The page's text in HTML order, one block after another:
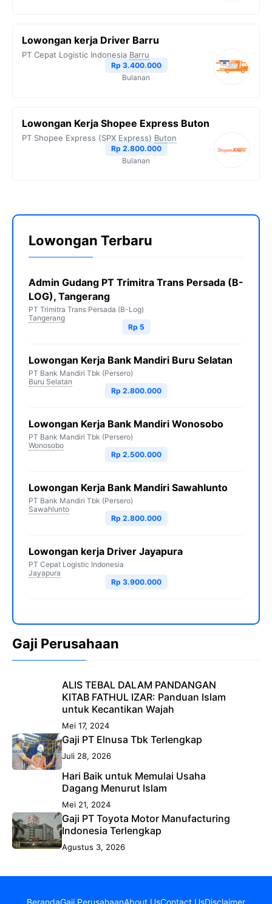
Lowongan kerja Driver Barru
PT Cepat Logistic Indonesia Barru
Rp 3.400.000
Bulanan
Lowongan Kerja Shopee Express Buton
PT Shopee Express (SPX Express) Buton
Rp 2.800.000
Bulanan
Lowongan Terbaru
Admin Gudang PT Trimitra Trans Persada (B-
LOG), Tangerang
PT Trimitra Trans Persada (B-Log)
Tangerang
Rp 5
Lowongan Kerja Bank Mandiri Buru Selatan
PT Bank Mandiri Tbk (Persero)
Buru Selatan
Rp 2.800.000
Lowongan Kerja Bank Mandiri Wonosobo
PT Bank Mandiri Tbk (Persero)
Wonosobo
Rp 2.500.000
Lowongan Kerja Bank Mandiri Sawahlunto
PT Bank Mandiri Tbk (Persero)
Sawahlunto
Rp 2.800.000
Lowongan kerja Driver Jayapura
PT Cepat Logistic Indonesia
Jayapura
Rp 3.900.000
Gaji Perusahaan
ALIS TEBAL DALAM PANDANGAN
KITAB FATHUL IZAR: Panduan Islam
untuk Kecantikan Wajah
Mei 17, 2024
Gaji PT Elnusa Tbk Terlengkap
Juli 28, 2026
Hari Baik untuk Memulai Usaha
Dagang Menurut Islam
Mei 21, 2024
Gaji PT Toyota Motor Manufacturing
Indonesia Terlengkap
Agustus 3, 2026
BerandaGaji PerusahaanAbout UsContact UsDisclaimer